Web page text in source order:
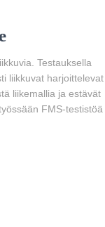
Testauksella
liikkuvat harjoittelevat
liikemallia ja estävät
FMS-testistöä